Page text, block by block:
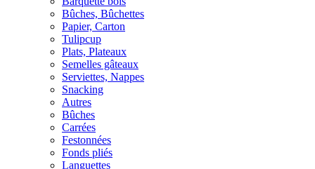
Bûches, Bûchettes
Papier, Carton
Tulipcup
Plats, Plateaux
Semelles gâteaux
Serviettes, Nappes
Snacking
Autres
Bûches
Carrées
Festonnées
Fonds pliés
Languettes